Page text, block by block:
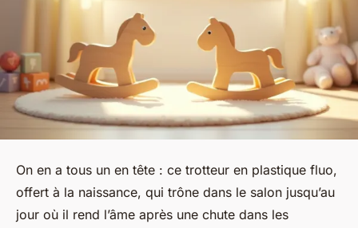
On en a tous un en tête : ce trotteur en plastique fluo,
offert à la naissance, qui trône dans le salon jusqu’au
jour où il rend l’âme après une chute dans les